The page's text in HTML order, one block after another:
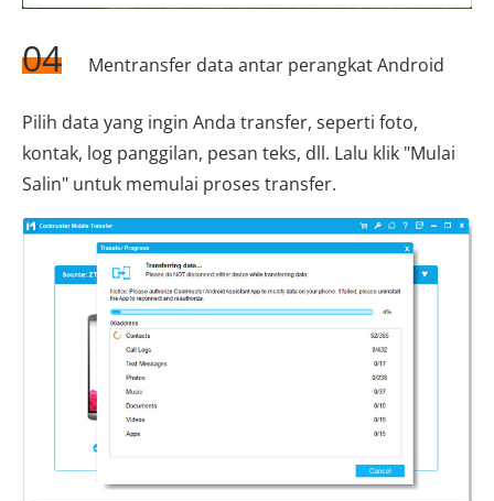
04 Mentransfer data antar perangkat Android
Pilih data yang ingin Anda transfer, seperti foto,
kontak, log panggilan, pesan teks, dll. Lalu klik "Mulai
Salin" untuk memulai proses transfer.